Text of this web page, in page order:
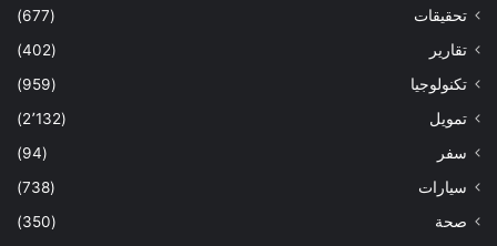
تحقيقات
(677)
تقارير
(402)
تكنولوجيا
(959)
تمويل
(2٬132)
سفر
(94)
سيارات
(738)
صحة
(350)